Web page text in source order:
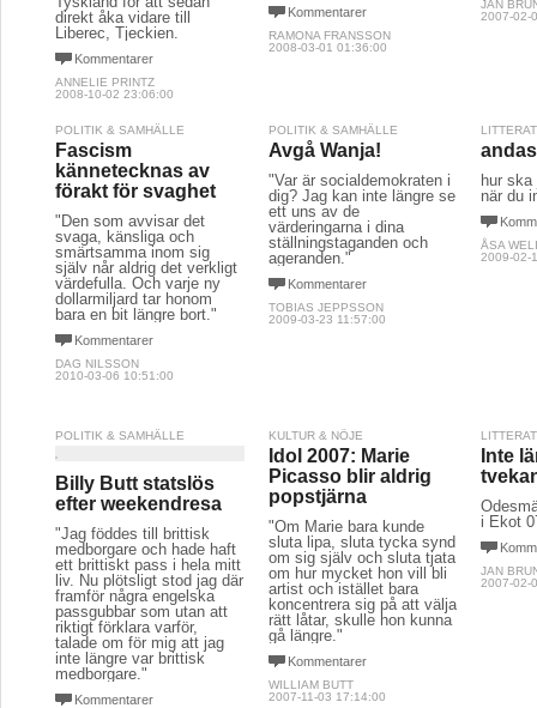
direkt åka vidare till
Liberec, Tjeckien.
Kommentarer
ANNELIE PRINTZ
2008-10-02 23:06:00
Kommentarer
RAMONA FRANSSON
2008-03-01 01:36:00
JAN
2007-02-
POLITIK & SAMHÄLLE
Fascism
kännetecknas av
förakt för svaghet
"Den som avvisar det
svaga, känsliga och
smärtsamma inom sig
själv når aldrig det verkligt
värdefulla. Och varje ny
dollarmiljard tar honom
bara en bit längre bort."
Kommentarer
DAG NILSSON
2010-03-06 10:51:00
POLITIK & SAMHÄLLE
Avgå Wanja!
"Var är socialdemokraten i
dig? Jag kan inte längre se
ett uns av de
värderingarna i dina
ställningstaganden och
ageranden."
Kommentarer
TOBIAS JEPPSSON
2009-03-23 11:57:00
andas
hur
när du
ÅSA
2009-02-
POLITIK & SAMHÄLLE
Billy Butt statslös
efter weekendresa
"Jag föddes till brittisk
medborgare och hade haft
ett brittiskt pass i hela mitt
liv. Nu plötsligt stod jag där
framför några engelska
passgubbar som utan att
riktigt förklara varför,
talade om för mig att jag
inte längre var brittisk
medborgare."
Kommentarer
KULTUR & NÖJE
Idol 2007: Marie
Picasso blir aldrig
popstjärna
"Om Marie bara kunde
sluta lipa, sluta tycka synd
om sig själv och sluta tjata
om hur mycket hon vill bli
artist och istället bara
koncentrera sig på att välja
rätt låtar, skulle hon kunna
gå längre."
Kommentarer
WILLIAM BUTT
2007-11-03 17:14:00
Inte
i Ekot
JAN
2007-02-